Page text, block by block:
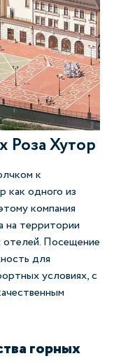
Роза Хутор
к
как одного из
компания
территории
отелей. Посещение
для
условиях, с
горных